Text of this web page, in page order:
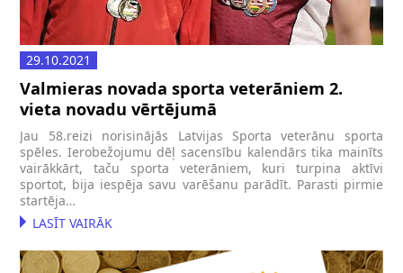
29.10.2021
Valmieras novada sporta veterāniem 2.
vieta novadu vērtējumā
Jau 58.reizi norisinājās Latvijas Sporta veterānu sporta
spēles. Ierobežojumu dēļ sacensību kalendārs tika mainīts
vairākkārt, taču sporta veterāniem, kuri turpina aktīvi
sportot, bija iespēja savu varēšanu parādīt. Parasti pirmie
startēja…
LASĪT VAIRĀK